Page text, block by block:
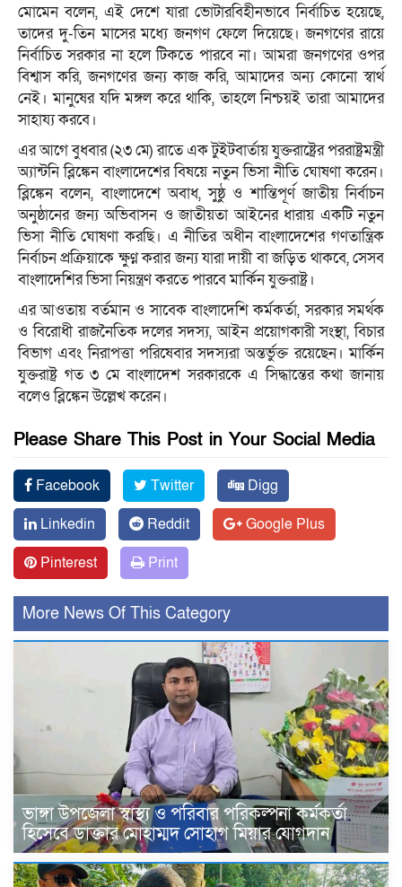
মোমেন বলেন, এই দেশে যারা ভোটারবিহীনভাবে নির্বাচিত হয়েছে,
তাদের দু-তিন মাসের মধ্যে জনগণ ফেলে দিয়েছে। জনগণের রায়ে
নির্বাচিত সরকার না হলে টিকতে পারবে না। আমরা জনগণের ওপর
বিশ্বাস করি, জনগণের জন্য কাজ করি, আমাদের অন্য কোনো স্বার্থ
নেই। মানুষের যদি মঙ্গল করে থাকি, তাহলে নিশ্চয়ই তারা আমাদের
সাহায্য করবে।
এর আগে বুধবার (২৩ মে) রাতে এক টুইটবার্তায় যুক্তরাষ্ট্রের পররাষ্ট্রমন্ত্রী
অ্যান্টনি ব্লিঙ্কেন বাংলাদেশের বিষয়ে নতুন ভিসা নীতি ঘোষণা করেন।
ব্লিঙ্কেন বলেন, বাংলাদেশে অবাধ, সুষ্ঠু ও শান্তিপূর্ণ জাতীয় নির্বাচন
অনুষ্ঠানের জন্য অভিবাসন ও জাতীয়তা আইনের ধারায় একটি নতুন
ভিসা নীতি ঘোষণা করছি। এ নীতির অধীন বাংলাদেশের গণতান্ত্রিক
নির্বাচন প্রক্রিয়াকে ক্ষুণ্ন করার জন্য যারা দায়ী বা জড়িত থাকবে, সেসব
বাংলাদেশির ভিসা নিয়ন্ত্রণ করতে পারবে মার্কিন যুক্তরাষ্ট্র।
এর আওতায় বর্তমান ও সাবেক বাংলাদেশি কর্মকর্তা, সরকার সমর্থক
ও বিরোধী রাজনৈতিক দলের সদস্য, আইন প্রয়োগকারী সংস্থা, বিচার
বিভাগ এবং নিরাপত্তা পরিষেবার সদস্যরা অন্তর্ভুক্ত রয়েছেন। মার্কিন
যুক্তরাষ্ট্র গত ৩ মে বাংলাদেশ সরকারকে এ সিদ্ধান্তের কথা জানায়
বলেও ব্লিঙ্কেন উল্লেখ করেন।
Please Share This Post in Your Social Media
Facebook Twitter
Digg
Linkedin
Reddit
Google Plus
Pinterest
Print
More News Of This Category
ভাঙ্গা উপজেলা স্বাস্থ্য ও পরিবার পরিকল্পনা কর্মকর্তা
হিসেবে ডাক্তার মোহাম্মদ সোহাগ মিয়ার যোগদান